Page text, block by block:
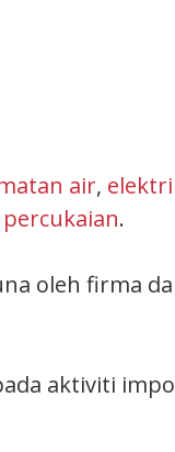
air,
percukaian.
oleh firma
aktiviti